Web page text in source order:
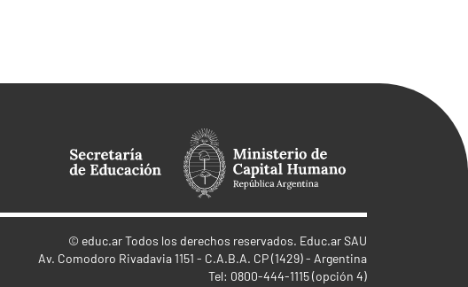
© educ.arTodos los derechos reservados. Educ.ar SAU
Av. Comodoro Rivadavia 1151 - C.A.B.A. CP (1429) - Argentina
Tel: 0800-444-1115 (opción 4)